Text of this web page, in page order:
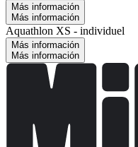
Más información
Más información
Aquathlon XS - individuel
Más información
Más información